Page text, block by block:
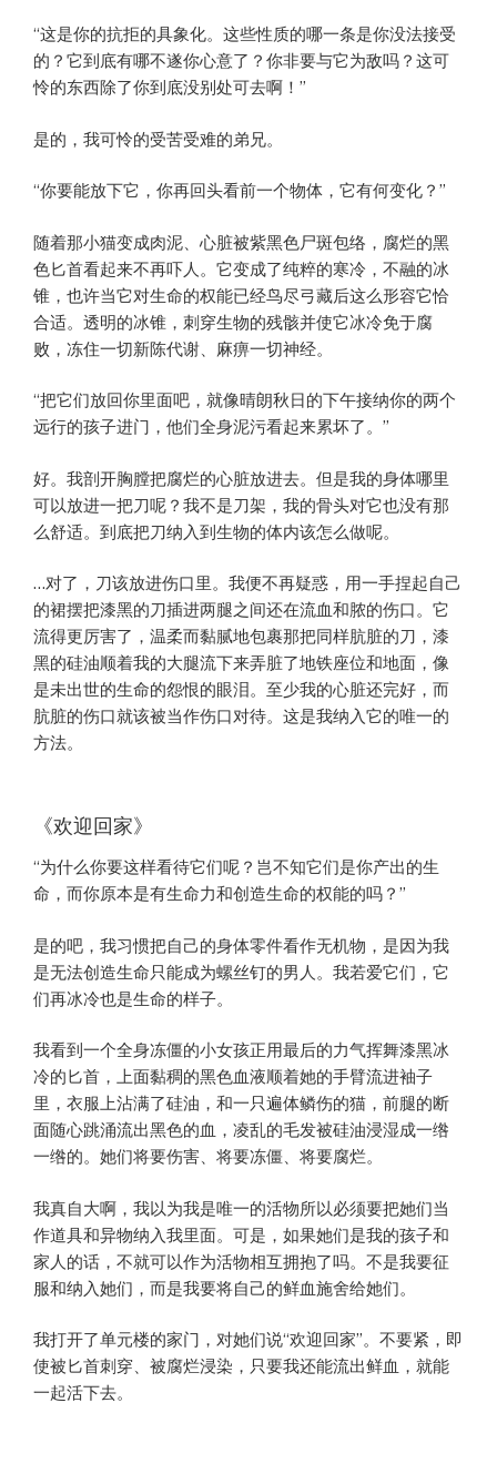
“这是你的抗拒的具象化。这些性质的哪一条是你没法接受
的？它到底有哪不遂你心意了？你非要与它为敌吗？这可
怜的东西除了你到底没别处可去啊！”
是的，我可怜的受苦受难的弟兄。
“你要能放下它，你再回头看前一个物体，它有何变化？”
随着那小猫变成肉泥、心脏被紫黑色尸斑包络，腐烂的黑
色匕首看起来不再吓人。它变成了纯粹的寒冷，不融的冰
锥，也许当它对生命的权能已经鸟尽弓藏后这么形容它恰
合适。透明的冰锥，刺穿生物的残骸并使它冰冷免于腐
败，冻住一切新陈代谢、麻痹一切神经。
“把它们放回你里面吧，就像晴朗秋日的下午接纳你的两个
远行的孩子进门，他们全身泥污看起来累坏了。”
好。我剖开胸膛把腐烂的心脏放进去。但是我的身体哪里
可以放进一把刀呢？我不是刀架，我的骨头对它也没有那
么舒适。到底把刀纳入到生物的体内该怎么做呢。
…对了，刀该放进伤口里。我便不再疑惑，用一手捏起自己
的裙摆把漆黑的刀插进两腿之间还在流血和脓的伤口。它
流得更厉害了，温柔而黏腻地包裹那把同样肮脏的刀，漆
黑的硅油顺着我的大腿流下来弄脏了地铁座位和地面，像
是未出世的生命的怨恨的眼泪。至少我的心脏还完好，而
肮脏的伤口就该被当作伤口对待。这是我纳入它的唯一的
方法。
《欢迎回家》
“为什么你要这样看待它们呢？岂不知它们是你产出的生
命，而你原本是有生命力和创造生命的权能的吗？”
是的吧，我习惯把自己的身体零件看作无机物，是因为我
是无法创造生命只能成为螺丝钉的男人。我若爱它们，它
们再冰冷也是生命的样子。
我看到一个全身冻僵的小女孩正用最后的力气挥舞漆黑冰
冷的匕首，上面黏稠的黑色血液顺着她的手臂流进袖子
里，衣服上沾满了硅油，和一只遍体鳞伤的猫，前腿的断
面随心跳涌流出黑色的血，凌乱的毛发被硅油浸湿成一绺
一绺的。她们将要伤害、将要冻僵、将要腐烂。
我真自大啊，我以为我是唯一的活物所以必须要把她们当
作道具和异物纳入我里面。可是，如果她们是我的孩子和
家人的话，不就可以作为活物相互拥抱了吗。不是我要征
服和纳入她们，而是我要将自己的鲜血施舍给她们。
我打开了单元楼的家门，对她们说“欢迎回家”。不要紧，即
使被匕首刺穿、被腐烂浸染，只要我还能流出鲜血，就能
一起活下去。